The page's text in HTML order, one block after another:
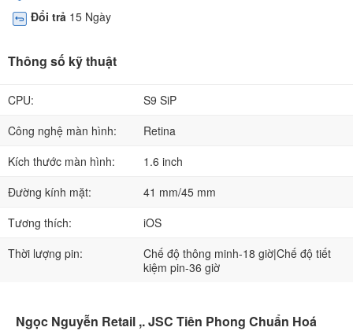
Đổi trả 15 Ngày
Thông số kỹ thuật
CPU:
S9 SiP
Công nghệ màn hình:
Retina
Kích thước màn hình:
1.6 inch
Đường kính mặt:
41 mm/45 mm
Tương thích:
iOS
Thời lượng pin:
Chế độ thông minh-18 giờ|Chế độ tiết
kiệm pin-36 giờ
Ngọc Nguyễn Retail ,. JSC Tiên Phong Chuẩn Hoá